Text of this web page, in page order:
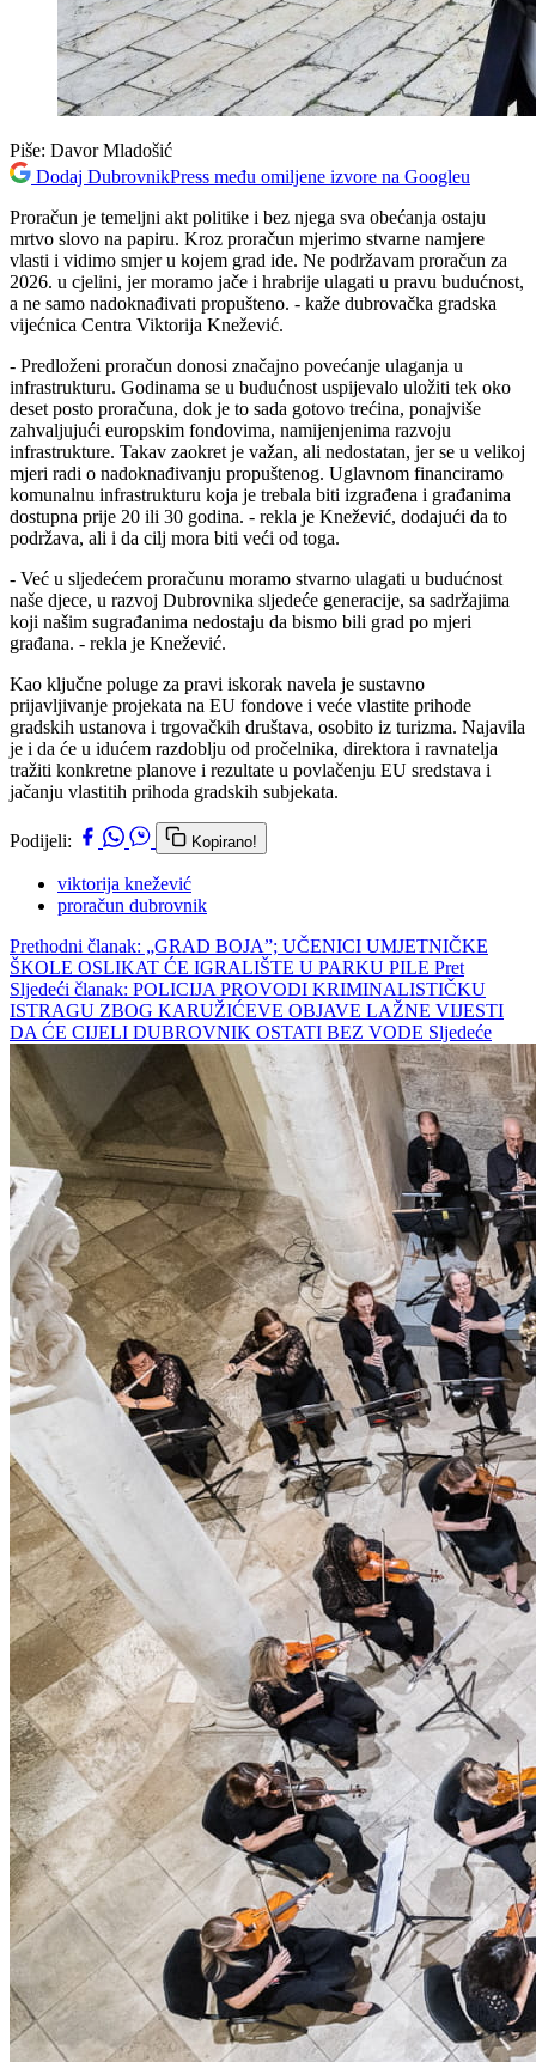
Piše: Davor Mladošić
Dodaj DubrovnikPress među omiljene izvore na Googleu
Proračun je temeljni akt politike i bez njega sva obećanja ostaju
mrtvo slovo na papiru. Kroz proračun mjerimo stvarne namjere
vlasti i vidimo smjer u kojem grad ide. Ne podržavam proračun za
2026. u cjelini, jer moramo jače i hrabrije ulagati u pravu budućnost,
a ne samo nadoknađivati propušteno. - kaže dubrovačka gradska
vijećnica Centra Viktorija Knežević.
- Predloženi proračun donosi značajno povećanje ulaganja u
infrastrukturu. Godinama se u budućnost uspijevalo uložiti tek oko
deset posto proračuna, dok je to sada gotovo trećina, ponajviše
zahvaljujući europskim fondovima, namijenjenima razvoju
infrastrukture. Takav zaokret je važan, ali nedostatan, jer se u velikoj
mjeri radi o nadoknađivanju propuštenog. Uglavnom financiramo
komunalnu infrastrukturu koja je trebala biti izgrađena i građanima
dostupna prije 20 ili 30 godina. - rekla je Knežević, dodajući da to
podržava, ali i da cilj mora biti veći od toga.
- Već u sljedećem proračunu moramo stvarno ulagati u budućnost
naše djece, u razvoj Dubrovnika sljedeće generacije, sa sadržajima
koji našim sugrađanima nedostaju da bismo bili grad po mjeri
građana. - rekla je Knežević.
Kao ključne poluge za pravi iskorak navela je sustavno
prijavljivanje projekata na EU fondove i veće vlastite prihode
gradskih ustanova i trgovačkih društava, osobito iz turizma. Najavila
je i da će u idućem razdoblju od pročelnika, direktora i ravnatelja
tražiti konkretne planove i rezultate u povlačenju EU sredstava i
jačanju vlastitih prihoda gradskih subjekata.
Podijeli: Kopirano!
viktorija knežević
proračun dubrovnik
Prethodni članak: „GRAD BOJA”; UČENICI UMJETNIČKE
ŠKOLE OSLIKAT ĆE IGRALIŠTE U PARKU PILE Pret
Sljedeći članak: POLICIJA PROVODI KRIMINALISTIČKU
ISTRAGU ZBOG KARUŽIĆEVE OBJAVE LAŽNE VIJESTI
DA ĆE CIJELI DUBROVNIK OSTATI BEZ VODE Sljedeće